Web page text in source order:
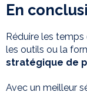
En
Réduire les
les outils ou la
stratégique de
Avec un meilleur